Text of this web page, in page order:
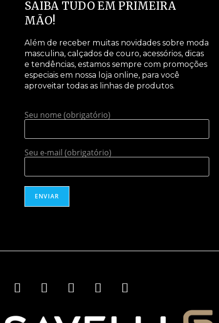
SAIBA TUDO EM PRIMEIRA
MÃO!
Além de receber muitas novidades sobre moda
masculina, calçados de couro, acessórios, dicas
e tendências, estamos sempre com promoções
especiais em nossa loja online, para você
aproveitar todas as linhas de produtos.
Seu nome (obrigatório)
Seu e-mail (obrigatório)